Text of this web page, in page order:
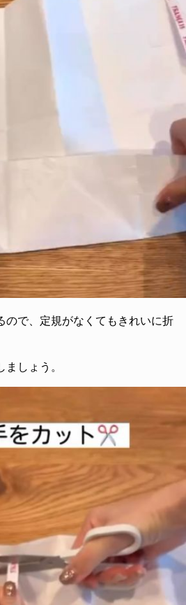
ので、定規がなくてもきれいに折
しょう。